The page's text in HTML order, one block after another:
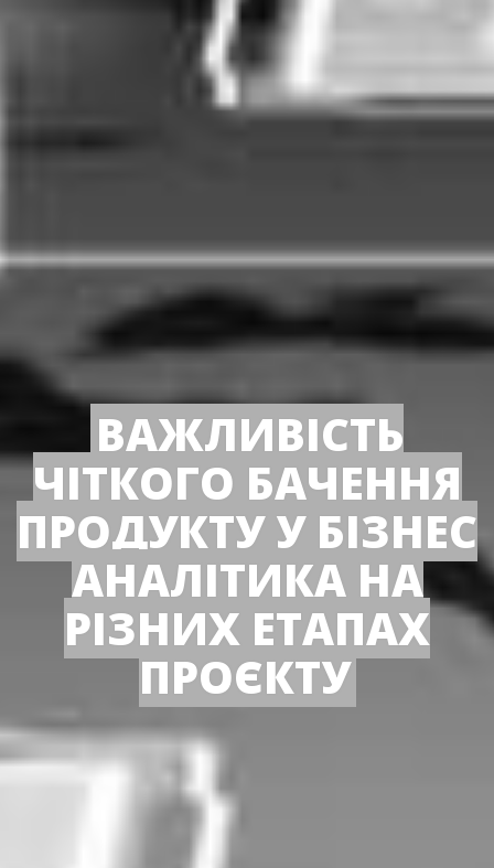
ВАЖЛИВІСТЬ
ЧІТКОГО БАЧЕННЯ
ПРОДУКТУ У БІЗНЕС
АНАЛІТИКА НА
РІЗНИХ ЕТАПАХ
ПРОЄКТУ